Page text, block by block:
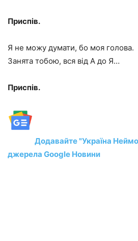
Приспів.
Я не можу думати, бо моя голова.
Занята тобою, вся від А до Я…
Приспів.
Додавайте "Україна
джерела Google Новини